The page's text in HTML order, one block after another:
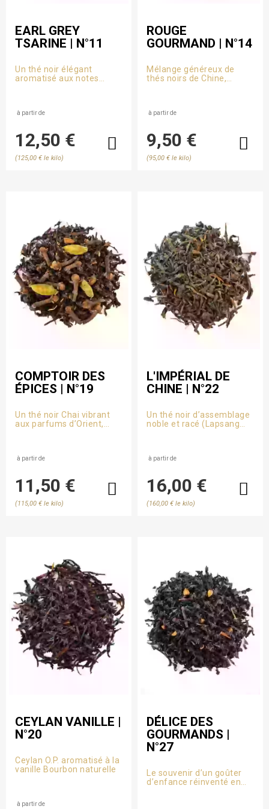
EARL GREY
TSARINE | N°11
Un thé noir élégant
aromatisé aux notes
bergamote, le citron vert
s’unissent à la douceur
florale des bleuets.
à partir de
12,50 €
(125,00 € le kilo)
ROUGE
GOURMAND | N°14
Mélange généreux de
thés noirs de Chine,
framboise. Une tasse
parfaite pour les
amateurs de fruits
charnus.
à partir de
9,50 €
(95,00 € le kilo)
COMPTOIR DES
ÉPICES | N°19
Un thé noir Chai vibrant
aux parfums d’Orient,
d’écorces d’orange. Une
enveloppante.
à partir de
11,50 €
(115,00 € le kilo)
L'IMPÉRIAL DE
CHINE | N°22
Un thé noir d’assemblage
noble et racé (Lapsang
l’art du mélange à la
emblématiques de la
Chine.
à partir de
16,00 €
(160,00 € le kilo)
CEYLAN VANILLE |
N°20
Ceylan O.P. aromatisé à la
vanille Bourbon naturelle
à partir de
DÉLICE DES
GOURMANDS |
N°27
Le souvenir d’un goûter
d’enfance réinventé en